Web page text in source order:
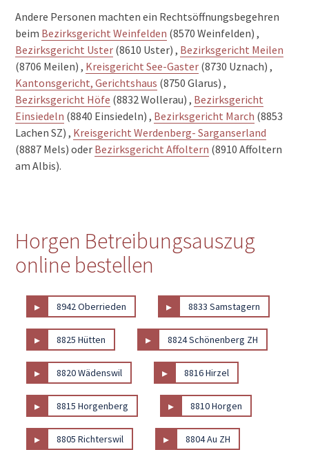
Andere Personen machten ein Rechtsöffnungsbegehren
beim Bezirksgericht Weinfelden (8570 Weinfelden) ,
Bezirksgericht Uster (8610 Uster) , Bezirksgericht Meilen
(8706 Meilen) , Kreisgericht See-Gaster (8730 Uznach) ,
Kantonsgericht, Gerichtshaus (8750 Glarus) ,
Bezirksgericht Höfe (8832 Wollerau) , Bezirksgericht
Einsiedeln (8840 Einsiedeln) , Bezirksgericht March (8853
Lachen SZ) , Kreisgericht Werdenberg- Sarganserland
(8887 Mels) oder Bezirksgericht Affoltern (8910 Affoltern
am Albis).
Horgen Betreibungsauszug
online bestellen
▸ 8942 Oberrieden ▸ 8833 Samstagern
▸ 8825 Hütten ▸ 8824 Schönenberg ZH
▸ 8820 Wädenswil ▸ 8816 Hirzel
▸ 8815 Horgenberg ▸ 8810 Horgen
▸ 8805 Richterswil ▸ 8804 Au ZH